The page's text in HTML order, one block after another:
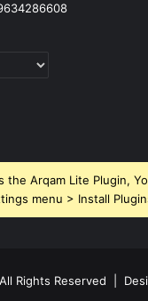
the Arqam Lite Plugin,
menu > Install
Rights Reserved |